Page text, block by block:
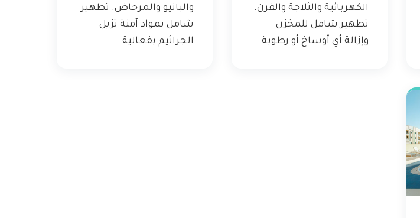
الكهربائية والثلاجة والفرن.
تطهير شامل للمخزن
وإزالة أي أوساخ أو رطوبة.
والبانيو والمرحاض. تطهير
شامل بمواد آمنة تزيل
الجراثيم بفعالية.